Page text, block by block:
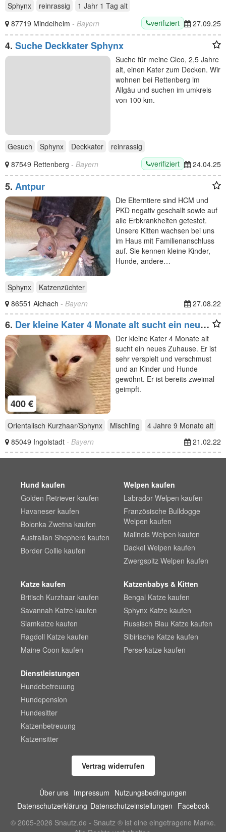
Sphynx
reinrassig 1 Jahr 1 Tag alt
87719 Mindelheim - Bayern verifiziert 27.09.25
4. Suche Deckkater Sphynx
Suche für meine Cleo, 2,5 Jahre
alt, einen Kater zum Decken. Wir
wohnen bei Rettenberg im
Allgäu und suchen im umkreis
von 100 km.
Gesuch Sphynx Deckkater
reinrassig
87549 Rettenberg - Bayern verifiziert 24.04.25
5. Antpur
Die Elterntiere sind HCM und
PKD negativ geschallt sowie auf
alle Erbkrankheiten getestet.
Unsere Kitten wachsen bei uns
im Haus mit Familienanschluss
auf. Sie kennen kleine Kinder,
Hunde, andere…
Sphynx
Katzenzüchter
86551 Aichach - Bayern 27.08.22
6. Der kleine Kater 4 Monate alt sucht ein neues
Zuhause.
400 €
Der kleine Kater 4 Monate alt
sucht ein neues Zuhause. Er ist
sehr verspielt und verschmust
und an Kinder und Hunde
gewöhnt. Er ist bereits zweimal
geimpft.
Orientalisch Kurzhaar/Sphynx Mischling 4 Jahre 9 Monate alt
85049 Ingolstadt - Bayern 21.02.22
Hund kaufen
Golden Retriever kaufen
Havaneser kaufen
Bolonka Zwetna kaufen
Australian Shepherd kaufen
Border Collie kaufen
Welpen kaufen
Labrador Welpen kaufen
Französische Bulldogge
Welpen kaufen
Malinois Welpen kaufen
Dackel Welpen kaufen
Zwergspitz Welpen kaufen
Katze kaufen
Britisch Kurzhaar kaufen
Savannah Katze kaufen
Siamkatze kaufen
Ragdoll Katze kaufen
Maine Coon kaufen
Katzenbabys & Kitten
Bengal Katze kaufen
Sphynx Katze kaufen
Russisch Blau Katze kaufen
Sibirische Katze kaufen
Perserkatze kaufen
Dienstleistungen
Hundebetreuung
Hundepension
Hundesitter
Katzenbetreuung
Katzensitter
Vertrag widerrufen
Über uns Impressum Nutzungsbedingungen
Datenschutzerklärung Datenschutzeinstellungen Facebook
© 2005-2026 Snautz.de - Snautz ® ist eine eingetragene Marke.